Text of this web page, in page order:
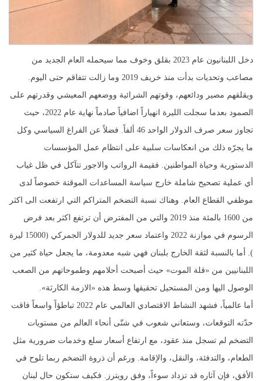
دخل اللبنانيون عام 2023 بقلق وخوف مما سيحمله العام الجديد من
مصاعب وتحديات بدأت منذ خريف 2019 وما زالت تتفاقم حتى اليوم.
ويقلقهم مصير ودائعهم، وقوتهم الشرائية ووضعهم المعيشي وقدرتهم على
الصمود بعدما سجلت الليرة انهياراً اضافياً صادماً نهاية عام 2022، حيث
تجاوز سعر صرف الدولار الواحد 46 ألفاً. فضلاً عن الفراغ السياسي وكل
ما يجرّه ذلك من انعكاسات سلبية على انتظام عمل المؤسسات
الدستورية وحياة المواطنين. فقيمة الرواتب والاجور تتآكل في ظل غياب
أي عملية تصحيح شاملة خارج سياسة المساعدات الموقتة خصوصاً لدى
موظفي القطاع العام. وهناك نسبة التضخم المتراكم التي ارتفعت الى اكثر
من 1600 بالمئة منذ 2019 والتي من المفترض أن ترتفع اكثر بعد فرض
الرسوم في موازنة 2022 واعتماد سعر جديد للدولار الجمركي (15000 ليرة
). أما بالنسبة لثقة الخارج بلبنان فهي شبه معدومة، ما يجعل حياة كثير من
اللبنانيين من «قلة الموت» حيث أصبحت أحلامهم وطموحاتهم من الصعب
الوصول اليها ومن المستحيل تحقيقها وسط هذه «الازمة الكارثة».
أما عالمياً، فشهد النشاط الاقتصادي العالمي عام 2022 تباطؤاً واسعاً فاقت
حدّته التوقعات، وستعاني شعوب في شتّى أنحاء العالم من مستويات
التضخم لم تسجل منذ عقود، مع ارتفاع أسعار سلع وخدمات ضرورية مثل
الطعام، والتدفئة، والنقل، والإقامة. ورغم أن ذروة التضخم ربما تلوح في
الأفق، فإن آثاره قد تزداد سوءاً، وفق رويترز. فكيف ستكون حال لبنان